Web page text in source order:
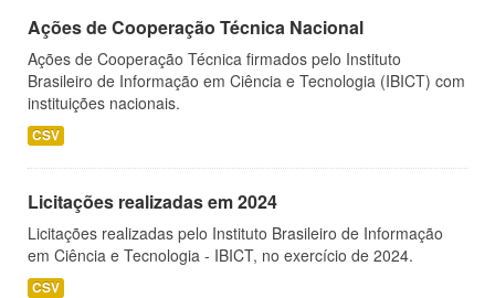
Ações de Cooperação Técnica Nacional
Ações de Cooperação Técnica firmados pelo Instituto
Brasileiro de Informação em Ciência e Tecnologia (IBICT) com
instituições nacionais.
CSV
Licitações realizadas em 2024
Licitações realizadas pelo Instituto Brasileiro de Informação
em Ciência e Tecnologia - IBICT, no exercício de 2024.
CSV